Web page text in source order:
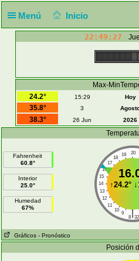
Menú Inicio
22:49:27
Max-
24.2°
15:29 Hoy
35.8°
3
38.3°
26 Jun 2026
Fahrenheit
60.8°
Interior
25.0°
Humedad
67%
20
19
18
17
16
15
14
13
12
11
10
9 |
8 32
↑24.2°↓
Gráficos - Pronóstico
Posición